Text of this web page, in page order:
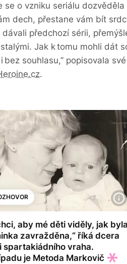
se o vzniku seriálu
dech, přestane vám bít
dávali předchozí sérii,
Jak k tomu mohli dát
bez souhlasu,” popisovala
.
aby mé děti viděly, jak byla
zavražděna,“ říká dcera
spartakiádního vraha.
je Metoda Markovič